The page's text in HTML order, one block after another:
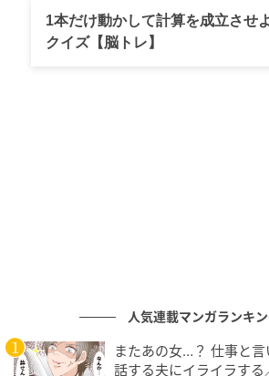
ウーマンエキサイト
1本だけ動かして計算を成立させ
クイズ【脳トレ】
人気連載マンガランキ
またあの女…？ 仕事と
話する夫にイライラする